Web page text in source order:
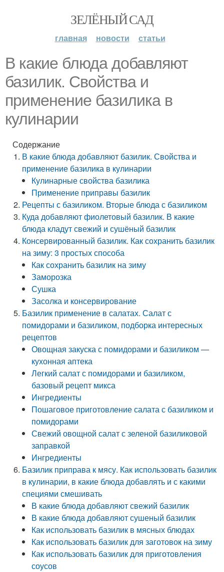
ЗЕЛЁНЫЙ САД
главная новости статьи
В какие блюда добавляют
базилик. Свойства и
применение базилика в
кулинарии
Содержание
В какие блюда добавляют базилик. Свойства и
применение базилика в кулинарии
Кулинарные свойства базилика
Применение приправы базилик
Рецепты с базиликом. Вторые блюда с базиликом
Куда добавляют фиолетовый базилик. В какие
блюда кладут свежий и сушёный базилик
Консервированный базилик. Как сохранить базилик
на зиму: 3 простых способа
Как сохранить базилик на зиму
Заморозка
Сушка
Засолка и консервирование
Базилик применение в салатах. Салат с
помидорами и базиликом, подборка интересных
рецептов
Овощная закуска с помидорами и базиликом —
кухонная аптека
Легкий салат с помидорами и базиликом,
базовый рецепт микса
Ингредиенты
Пошаговое приготовление салата с базиликом и
помидорами
Свежий овощной салат с зеленой базиликовой
заправкой
Ингредиенты
Базилик приправа к мясу. Как использовать базилик
в кулинарии, в какие блюда добавлять и с какими
специями смешивать
В какие блюда добавляют свежий базилик
В какие блюда добавляют сушеный базилик
Как использовать базилик в мясных блюдах
Как использовать базилик для заготовок на зиму
Как использовать базилик для приготовления
соусов